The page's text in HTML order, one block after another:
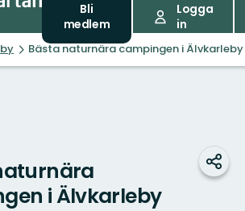
Bli
medlem
Logga
in
Bästa naturnära campingen i Älvkarleby
i Älvkarleby
Dela